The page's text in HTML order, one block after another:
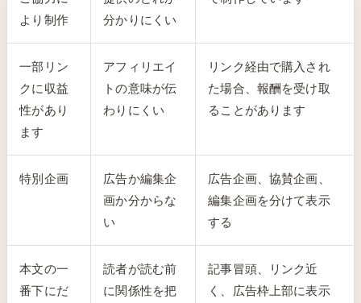
より制作
分かりにくい
一部リン
クに収益
性があり
ます
アフィリエイ
トの意味が伝
わりにくい
リンク経由で購入され
た場合、報酬を受け取
ることがあります
特別企画
広告か編集企
画か分からな
い
広告企画、協賛企画、
編集企画を分けて表示
する
本文の一
番下にだ
読者が読む前
に関係性を把
記事冒頭、リンク近
く、広告枠上部に表示